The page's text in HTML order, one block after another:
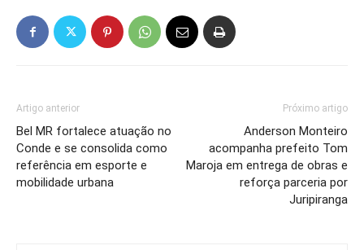
Artigo anterior
Bel MR fortalece atuação no
Conde e se consolida como
referência em esporte e
mobilidade urbana
Próximo artigo
Anderson Monteiro
acompanha prefeito Tom
Maroja em entrega de obras e
reforça parceria por
Juripiranga